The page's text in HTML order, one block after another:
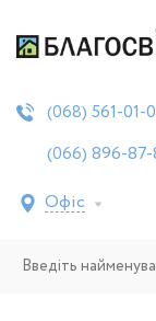
(068) 561-01-
(066) 896-
Офіс